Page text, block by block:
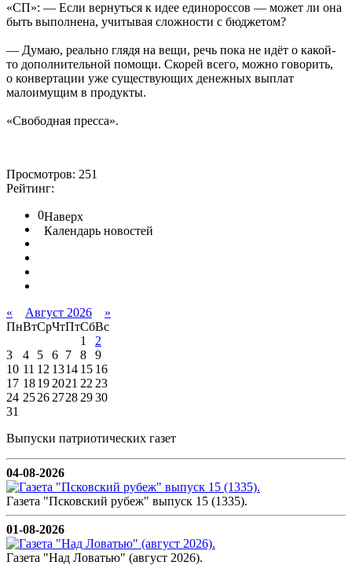
«СП»: — Если вернуться к идее единороссов — может ли она
быть выполнена, учитывая сложности с бюджетом?
— Думаю, реально глядя на вещи, речь пока не идёт о какой-
то дополнительной помощи. Скорей всего, можно говорить,
о конвертации уже существующих денежных выплат
малоимущим в продукты.
«Свободная пресса».
Просмотров: 251
Рейтинг:
0Наверх
Календарь новостей
« Август 2026
»
ПнВтСрЧтПтСбВс
1
2
3
4 5 6 7 8
9
10 11 12 1314 15 16
17 18192021 2223
24 252627282930
31
Выпуски патриотических газет
04-08-2026
Газета "Псковский рубеж" выпуск 15 (1335).
01-08-2026
Газета "Над Ловатью" (август 2026).